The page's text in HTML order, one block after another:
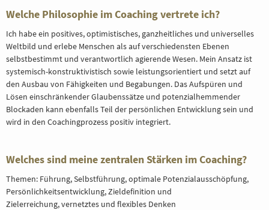
Welche Philosophie im Coaching vertrete ich?
Ich habe ein positives, optimistisches, ganzheitliches und universelles
Weltbild und erlebe Menschen als auf verschiedensten Ebenen
selbstbestimmt und verantwortlich agierende Wesen. Mein Ansatz ist
systemisch-konstruktivistisch sowie leistungsorientiert und setzt auf
den Ausbau von Fähigkeiten und Begabungen. Das Aufspüren und
Lösen einschränkender Glaubenssätze und potenzialhemmender
Blockaden kann ebenfalls Teil der persönlichen Entwicklung sein und
wird in den Coachingprozess positiv integriert.
Welches sind meine zentralen Stärken im Coaching?
Themen: Führung, Selbstführung, optimale Potenzialausschöpfung,
Persönlichkeitsentwicklung, Zieldefinition und
Zielerreichung, vernetztes und flexibles Denken